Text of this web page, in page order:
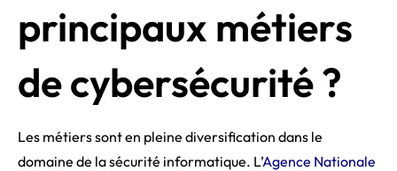
principaux métiers
de cybersécurité ?
Les métiers sont en pleine diversification dans le
domaine de la sécurité informatique. L’Agence Nationale